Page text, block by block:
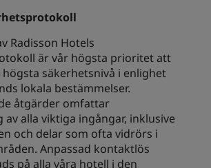
Golden Tulip
Radisson Hotels
är vår högsta prioritet att
säkerhetsnivå i enlighet
lokala bestämmelser.
åtgärder omfattar
av alla viktiga ingångar, inklusive
och delar som ofta vidrörs i
Anpassad kontaktlös
på alla våra hotell i den